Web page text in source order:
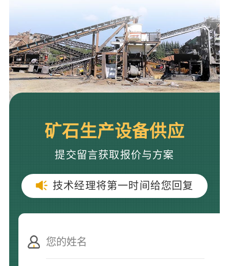
矿石生产设备供应
提交留言获取报价与方案
技术经理将第一时间给您回复